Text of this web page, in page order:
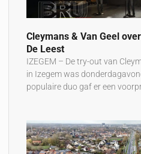
Cleymans & Van Geel
De Leest
IZEGEM – De try-out van
in Izegem was
populaire duo gaf er een